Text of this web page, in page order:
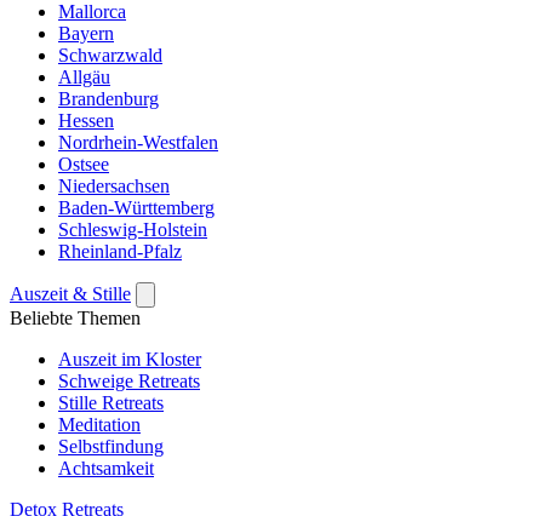
Mallorca
Bayern
Schwarzwald
Allgäu
Brandenburg
Hessen
Nordrhein-Westfalen
Ostsee
Niedersachsen
Baden-Württemberg
Schleswig-Holstein
Rheinland-Pfalz
Auszeit & Stille
Beliebte Themen
Auszeit im Kloster
Schweige Retreats
Stille Retreats
Meditation
Selbstfindung
Achtsamkeit
Detox Retreats